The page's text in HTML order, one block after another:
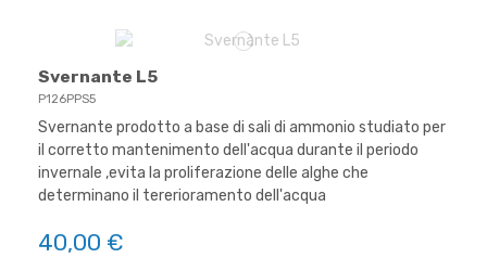
Svernante L5
P126PPS5
Svernante prodotto a base di sali di ammonio studiato per
il corretto mantenimento dell'acqua durante il periodo
invernale ,evita la proliferazione delle alghe che
determinano il tererioramento dell'acqua
40,00 €